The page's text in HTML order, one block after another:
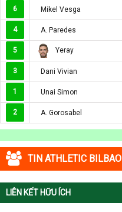
6 Mikel Vesga
4 A. Paredes
5 Yeray
3 Dani Vivian
1 Unai Simon
2 A. Gorosabel
TIN ATHLETIC BILBAO
LIÊN KẾT HỮU ÍCH